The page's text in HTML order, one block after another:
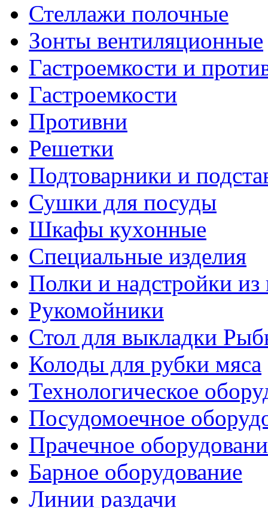
Стеллажи полочные
Зонты вентиляционные
Гастроемкости и
Гастроемкости
Противни
Решетки
Подтоварники и
Сушки для посуды
Шкафы кухонные
Специальные изделия
Полки и надстройки из
Рукомойники
Стол для выкладки
Колоды для рубки мяса
Технологическое
Посудомоечное
Прачечное
Барное оборудование
Линии раздачи